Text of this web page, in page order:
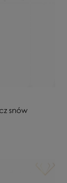
snów